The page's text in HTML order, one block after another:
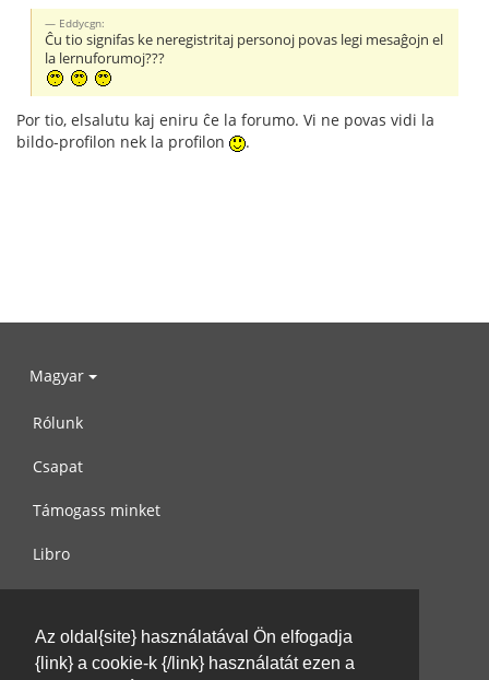
Az oldal{site} használatával Ön elfogadja
{link} a cookie-k {/link} használatát ezen a
Eddycgn:
Ĉu tio signifas ke neregistritaj personoj povas legi mesaĝojn el
la lernuforumoj???
Por tio, elsalutu kaj eniru ĉe la forumo. Vi ne povas vidi la
bildo-profilon nek la profilon
.
Magyar
Rólunk
Csapat
Támogass minket
Libro
Használati feltételek